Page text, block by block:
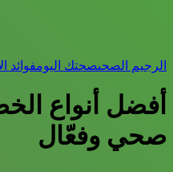
الرجيم الصحىصحتك اليومفوائد
أفضل أنواع
صحي وفعّال